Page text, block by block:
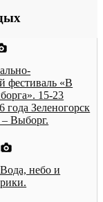
фестиваль «В
15-23
года Зеленогорск
Выборг.
небо и